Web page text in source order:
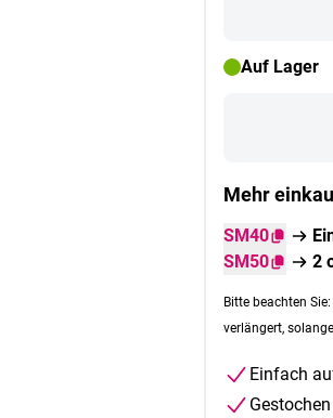
Auf Lager
Mehr
SM40
SM50
2
Bitte beachten
verlängert,
Einfach